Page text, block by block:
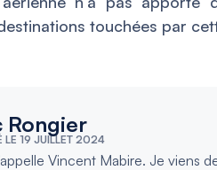
touchées par
Rongier
LE 19 JUILLET 2024
Vincent Mabire. Je viens